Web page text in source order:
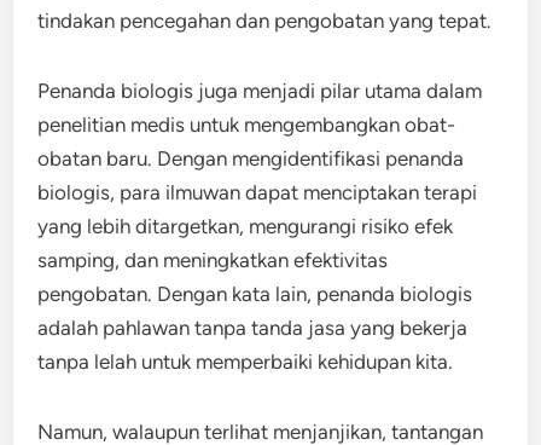
tindakan pencegahan dan pengobatan yang tepat.
Penanda biologis juga menjadi pilar utama dalam
penelitian medis untuk mengembangkan obat-
obatan baru. Dengan mengidentifikasi penanda
biologis, para ilmuwan dapat menciptakan terapi
yang lebih ditargetkan, mengurangi risiko efek
samping, dan meningkatkan efektivitas
pengobatan. Dengan kata lain, penanda biologis
adalah pahlawan tanpa tanda jasa yang bekerja
tanpa lelah untuk memperbaiki kehidupan kita.
Namun, walaupun terlihat menjanjikan, tantangan